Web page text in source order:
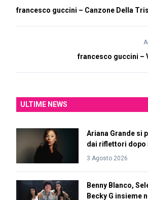
francesco guccini – Canzone Della
francesco guccini –
ULTIME NEWS
Ariana Grande si
dai riflettori dopo
3 Agosto 2026
Benny Blanco,
Becky G insieme